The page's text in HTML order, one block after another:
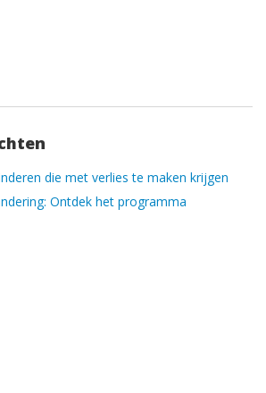
die met verlies te maken krijgen
Ontdek het programma